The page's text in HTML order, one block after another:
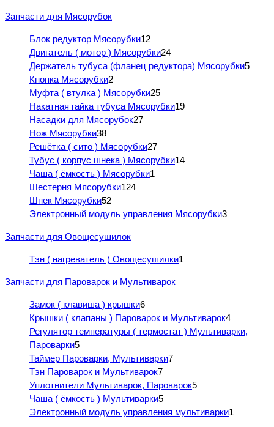
Запчасти для Мясорубок
Блок редуктор Мясорубки12
Двигатель ( мотор ) Мясорубки24
Держатель тубуса (фланец редуктора) Мясорубки5
Кнопка Мясорубки2
Муфта ( втулка ) Мясорубки25
Накатная гайка тубуса Мясорубки19
Насадки для Мясорубок27
Нож Мясорубки38
Решётка ( сито ) Мясорубки27
Тубус ( корпус шнека ) Мясорубки14
Чаша ( ёмкость ) Мясорубки1
Шестерня Мясорубки124
Шнек Мясорубки52
Электронный модуль управления Мясорубки3
Запчасти для Овощесушилок
Тэн ( нагреватель ) Овощесушилки1
Запчасти для Пароварок и Мультиварок
Замок ( клавиша ) крышки6
Крышки ( клапаны ) Пароварок и Мультиварок4
Регулятор температуры ( термостат ) Мультиварки,
Пароварки5
Таймер Пароварки, Мультиварки7
Тэн Пароварок и Мультиварок7
Уплотнители Мультиварок, Пароварок5
Чаша ( ёмкость ) Мультиварки5
Электронный модуль управления мультиварки1